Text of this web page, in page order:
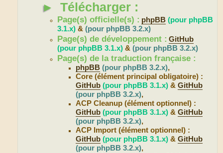
► Télécharger :
Page(s) officielle(s) : phpBB (pour phpBB
3.1.x) &(pour phpBB 3.2.x)
Page(s) de développement : GitHub
(pour phpBB 3.1.x) &(pour phpBB 3.2.x)
Page(s) de la traduction française :
phpBB (pour phpBB 3.2.x),
Core (élément principal obligatoire) :
GitHub (pour phpBB 3.1.x) &GitHub
(pour phpBB 3.2.x),
ACP Cleanup (élément optionnel) :
GitHub (pour phpBB 3.1.x) &GitHub
(pour phpBB 3.2.x),
ACP Import (élément optionnel) :
GitHub (pour phpBB 3.1.x) &GitHub
(pour phpBB 3.2.x),